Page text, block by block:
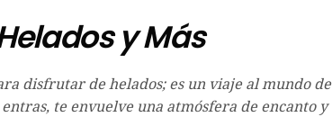
y Más
disfrutar de helados; es un viaje al mundo de
te envuelve una atmósfera de encanto y